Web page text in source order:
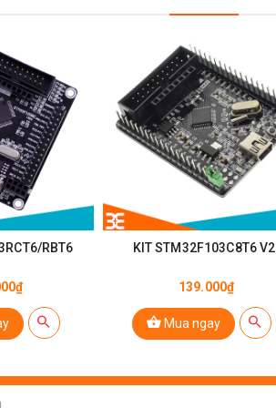
RBT6 KIT STM32F103C8T6 V2
139.000₫
Mua ngay